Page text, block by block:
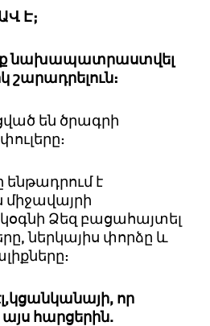
Է;
նախապատրաստվել
են ծրագրի
ենթադրում է
Ձեզ բացահայտել
ներկայիս փորձը և
որ
հարցերին.